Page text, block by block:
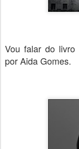
Vou falar do livro
por Aida Gomes.